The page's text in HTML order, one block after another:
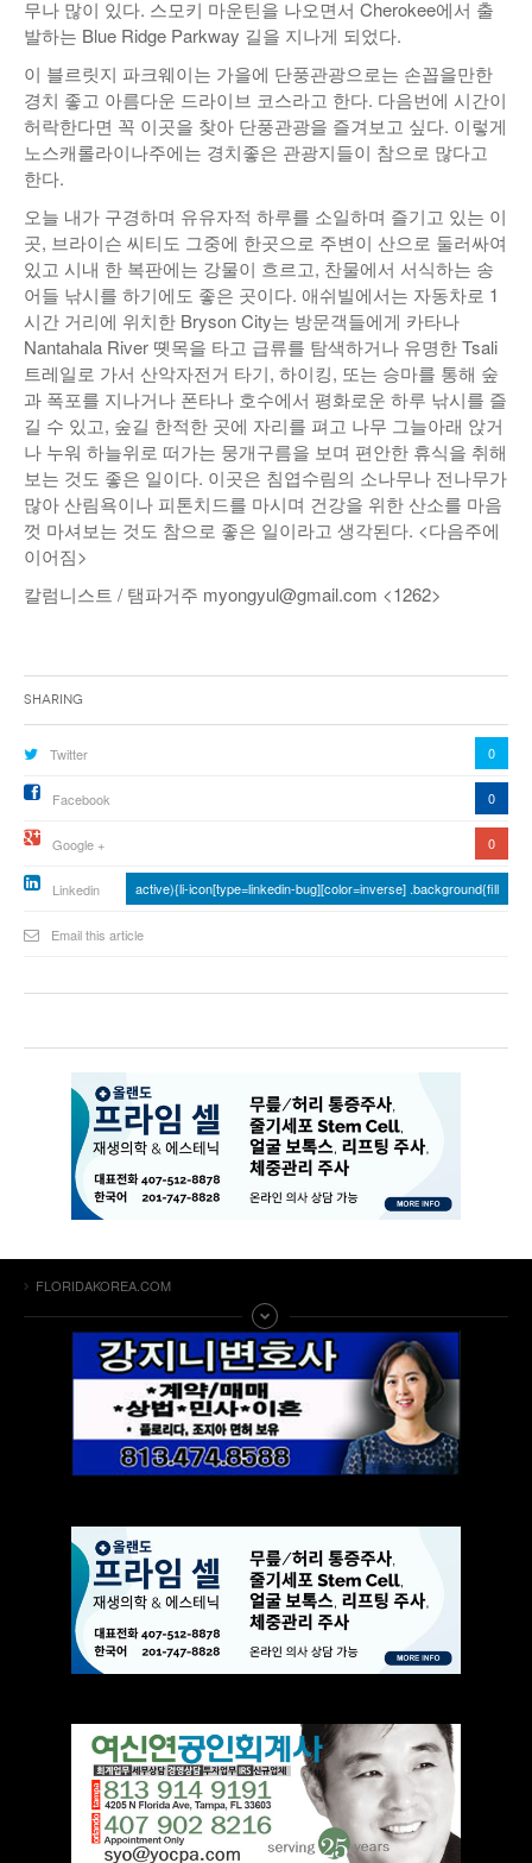
무나 많이 있다. 스모키 마운틴을 나오면서 Cherokee에서 출
발하는 Blue Ridge Parkway 길을 지나게 되었다.
이 블르릿지 파크웨이는 가을에 단풍관광으로는 손꼽을만한
경치 좋고 아름다운 드라이브 코스라고 한다. 다음번에 시간이
허락한다면 꼭 이곳을 찾아 단풍관광을 즐겨보고 싶다. 이렇게
노스캐롤라이나주에는 경치좋은 관광지들이 참으로 많다고
한다.
오늘 내가 구경하며 유유자적 하루를 소일하며 즐기고 있는 이
곳, 브라이슨 씨티도 그중에 한곳으로 주변이 산으로 둘러싸여
있고 시내 한 복판에는 강물이 흐르고, 찬물에서 서식하는 송
어들 낚시를 하기에도 좋은 곳이다. 애쉬빌에서는 자동차로 1
시간 거리에 위치한 Bryson City는 방문객들에게 카타나
Nantahala River 똇목을 타고 급류를 탐색하거나 유명한 Tsali
트레일로 가서 산악자전거 타기, 하이킹, 또는 승마를 통해 숲
과 폭포를 지나거나 폰타나 호수에서 평화로운 하루 낚시를 즐
길 수 있고, 숲길 한적한 곳에 자리를 펴고 나무 그늘아래 앉거
나 누워 하늘위로 떠가는 뭉개구름을 보며 편안한 휴식을 취해
보는 것도 좋은 일이다. 이곳은 침엽수림의 소나무나 전나무가
많아 산림욕이나 피톤치드를 마시며 건강을 위한 산소를 마음
껏 마셔보는 것도 참으로 좋은 일이라고 생각된다. <다음주에
이어짐>
칼럼니스트 / 탬파거주 myongyul@gmail.com <1262>
Sharing
Twitter 0
Facebook 0
Google + 0
Linkedin active){li-icon[type=linkedin-bug][color=inverse] .background{fill
Email this article
FLORIDAKOREA.COM